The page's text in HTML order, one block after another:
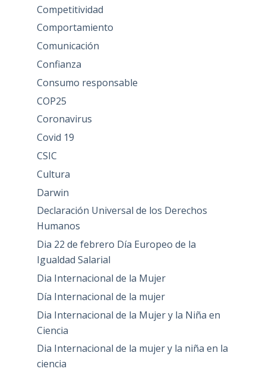
Competitividad
Comportamiento
Comunicación
Confianza
Consumo responsable
COP25
Coronavirus
Covid 19
CSIC
Cultura
Darwin
Declaración Universal de los Derechos
Humanos
Dia 22 de febrero Día Europeo de la
Igualdad Salarial
Dia Internacional de la Mujer
Día Internacional de la mujer
Dia Internacional de la Mujer y la Niña en
Ciencia
Dia Internacional de la mujer y la niña en la
ciencia